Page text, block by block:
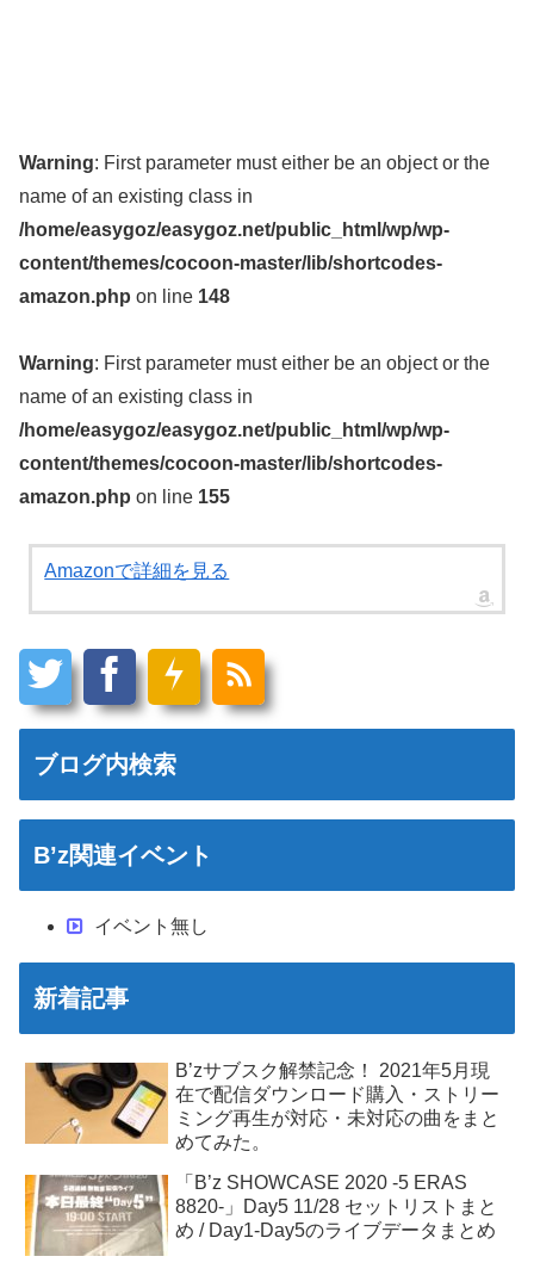
Warning: First parameter must either be an object or the
name of an existing class in
/home/easygoz/easygoz.net/public_html/wp/wp-
content/themes/cocoon-master/lib/shortcodes-
amazon.php on line 148
Warning: First parameter must either be an object or the
name of an existing class in
/home/easygoz/easygoz.net/public_html/wp/wp-
content/themes/cocoon-master/lib/shortcodes-
amazon.php on line 155
Amazonで詳細を見る
ブログ内検索
B’z関連イベント
イベント無し
新着記事
B’zサブスク解禁記念！ 2021年5月現
在で配信ダウンロード購入・ストリー
ミング再生が対応・未対応の曲をまと
めてみた。
「B’z SHOWCASE 2020 -5 ERAS
8820-」Day5 11/28 セットリストまと
め / Day1-Day5のライブデータまとめ